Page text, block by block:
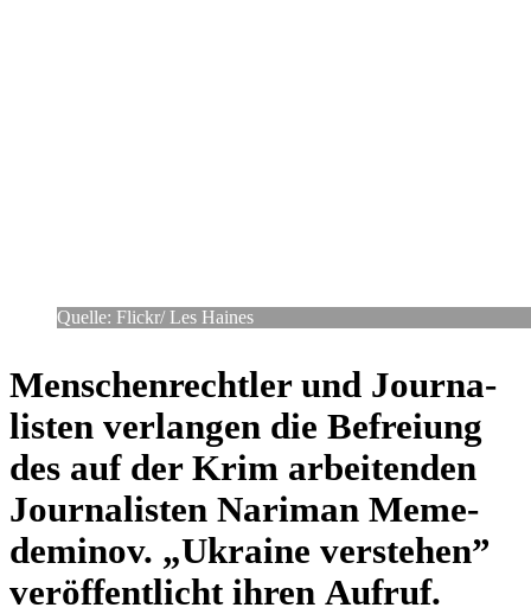
Quelle: Flickr/​ Les Haines
Men­schen­recht­ler und Jour­na­
lis­ten ver­lan­gen die Befrei­ung
des auf der Krim arbei­ten­den
Jour­na­lis­ten Nariman Meme­
de­mi­nov. „Ukraine ver­ste­hen”
ver­öf­fent­licht ihren Aufruf.